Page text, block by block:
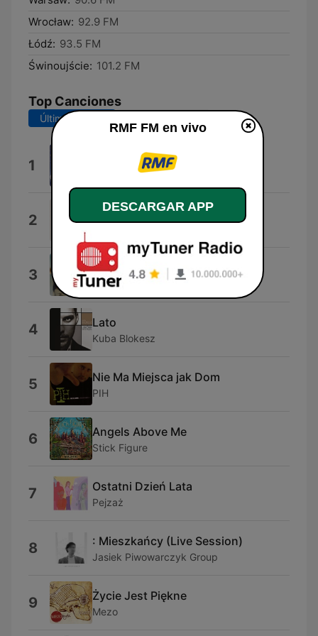
Wrocław: 92.9 FM
Łódź: 93.5 FM
Świnoujście: 101.2 FM
Top Canciones
Últimos 7 días
1 Dai Dai Dai
2 Dżentelmenel
3 !H.A.P.P.Y!
Dawid Podsiadlo
4 Lato
Kuba Blokesz
5 Nie Ma Miejsca jak Dom
PIH
6 Angels Above Me
Stick Figure
7 Ostatni Dzień Lata
Pejzaż
8 : Mieszkańcy (Live Session)
Jasiek Piwowarczyk Group
9 Życie Jest Piękne
Mezo
RMF FM en vivo
DESCARGAR APP